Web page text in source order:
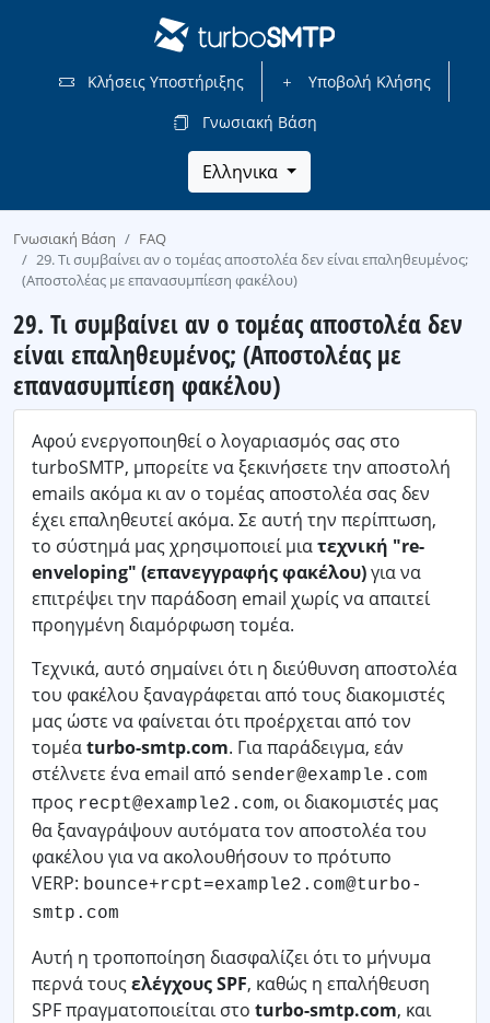
Κλήσεις Υποστήριξης
Υποβολή Κλήσης
Γνωσιακή Βάση
Ελληνικα
Γνωσιακή Βάση
FAQ
29. Τι συμβαίνει αν ο τομέας αποστολέα δεν είναι επαληθευμένος;
(Αποστολέας με επανασυμπίεση φακέλου)
29. Τι συμβαίνει αν ο τομέας αποστολέα δεν
είναι επαληθευμένος; (Αποστολέας με
επανασυμπίεση φακέλου)
Αφού ενεργοποιηθεί ο λογαριασμός σας στο
turboSMTP, μπορείτε να ξεκινήσετε την αποστολή
emails ακόμα κι αν ο τομέας αποστολέα σας δεν
έχει επαληθευτεί ακόμα. Σε αυτή την περίπτωση,
το σύστημά μας χρησιμοποιεί μιατεχνική "re-
enveloping" (επανεγγραφής φακέλου)για να
επιτρέψει την παράδοση email χωρίς να απαιτεί
προηγμένη διαμόρφωση τομέα.
Τεχνικά, αυτό σημαίνει ότι η διεύθυνση αποστολέα
του φακέλου ξαναγράφεται από τους διακομιστές
μας ώστε να φαίνεται ότι προέρχεται από τον
τομέαturbo-smtp.com. Για παράδειγμα, εάν
στέλνετε ένα email από sender@example.com
προς recpt@example2.com, οι διακομιστές μας
θα ξαναγράψουν αυτόματα τον αποστολέα του
φακέλου για να ακολουθήσουν το πρότυπο
VERP: bounce+rcpt=example2.com@turbo-
smtp.com
Αυτή η τροποποίηση διασφαλίζει ότι το μήνυμα
περνά τους ελέγχους SPF, καθώς η επαλήθευση
SPF πραγματοποιείται στο turbo-smtp.com, και